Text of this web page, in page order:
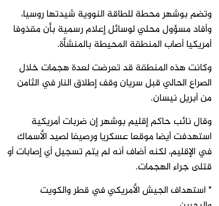
وتضم ​بوشهر محطة للطاقة النووية شيدتها روسيا،
وأفاد مسؤول محلي لوسائل إعلام رسمية بأن مقذوفا
أمريكيا أصاب المنطقة المحيطة بالمنشأة.
وكانت هذه المنطقة قد تعرضت لعدة هجمات خلال
الصراع الحالي قبل سريان وقف إطلاق النار في الثامن
من أبريل نيسان.
وقال نائب حاكم إقليم بوشهر إن ضربات أمريكية
استهدفت أيضا موقعا عسكريا ورصيفا لصيد الأسماك
في الإقليم، لكنه أضاف أنه لم يتم تسجيل أي إصابات أو
قتلى جراء الهجمات.
* استهداف الجيش الأمريكي في قطر والكويت